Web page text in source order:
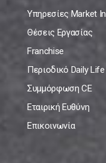
Υπηρεσίες Market In
Θέσεις Εργασίας
Franchise
Περιοδικό Daily Life
Συμμόρφωση CE
Εταιρική Ευθύνη
Επικοινωνία